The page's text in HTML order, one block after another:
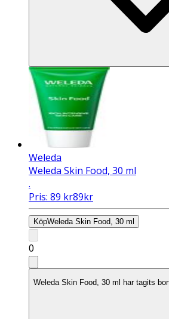
Weleda
Weleda Skin Food, 30 ml
.
Pris: 89 kr89kr
KöpWeleda Skin Food, 30 ml
0
Weleda Skin Food, 30 ml har tagits